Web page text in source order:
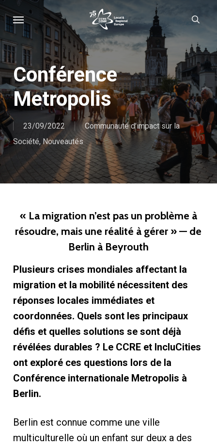
Skip
main
content
Menu
Conférence
Metropolis
23/09/2022
Communauté d'impact sur la
Société, Nouveautés
« La migration n’est pas un problème à
résoudre, mais une réalité à gérer » — de
Berlin à Beyrouth
Plusieurs crises mondiales affectant la
migration et la mobilité nécessitent des
réponses locales immédiates et
coordonnées. Quels sont les principaux
défis et quelles solutions se sont déjà
révélées durables ? Le CCRE et IncluCities
ont exploré ces questions lors de la
Conférence internationale Metropolis à
Berlin.
Berlin est connue comme une ville
multiculturelle où un enfant sur deux a des